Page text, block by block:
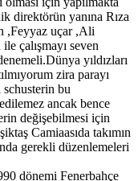
direktörün yanına Rıza
,Feyyaz uçar ,Ali
çalışmayı seven
yıldızları
zira parayı
bu
ancak bence
değişebilmesi için
Camiaasıda takımın
gerekli düzenlemeleri
dönemi Fenerbahçe